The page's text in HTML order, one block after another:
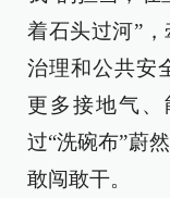
着石头过河”
治理和公共安
更多接地气
过“洗碗布”蔚
敢闯敢干。